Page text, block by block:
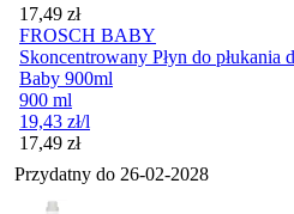
Cena
17,49 zł
FROSCH BABY
Skoncentrowany Płyn do płukania
Baby 900ml
900 ml
19,43 zł/l
Cena
17,49 zł
Przydatny do 26-02-2028